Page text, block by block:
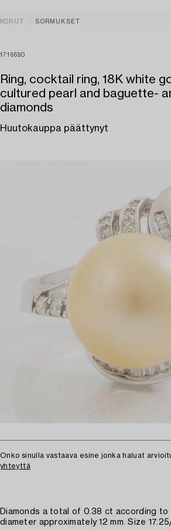
KORUT SORMUKSET
1716690
Ring, cocktail ring, 18K white
cultured pearl and baguette-
diamonds
Huutokauppa päättynyt
Onko sinulla vastaava esine jonka haluat
yhteyttä
Diamonds a total of 0.38 ct according to
diameter approximately 12 mm. Size